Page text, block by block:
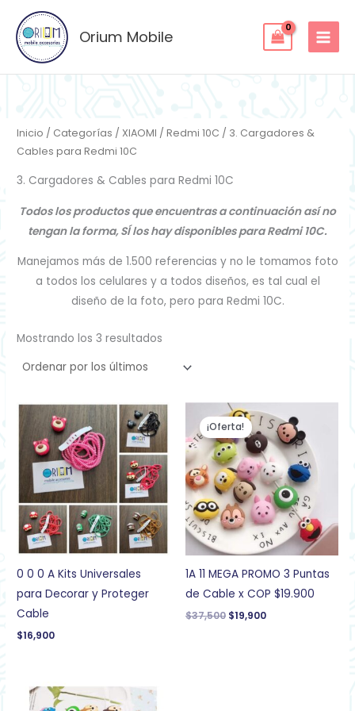
contenido
Orium Mobile
Inicio / Categorías / XIAOMI /Redmi 10C / 3. Cargadores &
Cables para Redmi 10C
3. Cargadores & Cables para Redmi 10C
Todos los productos que encuentras a continuación así no
tengan la forma, SÍ los hay disponibles para Redmi 10C.
Manejamos más de 1.500 referencias y no le tomamos foto
a todos los celulares y a todos diseños, es tal cual el
diseño de la foto, pero para Redmi 10C.
Mostrando los 3 resultados
últimos
0 0 0 A Kits Universales
para Decorar y Proteger
Cable
$16,900
¡Oferta!
1A 11 MEGA PROMO 3 Puntas
de Cable x COP $19.900
$37,500
El
precio
original
era:
$37,500.
$19,900
precio
actual
es:
$19,900.